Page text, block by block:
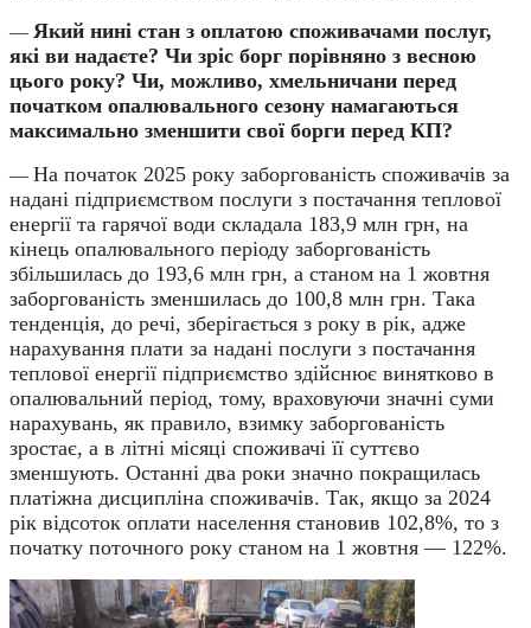
— Який нині стан з оплатою споживачами послуг,
які ви надаєте? Чи зріс борг порівняно з весною
цього року? Чи, можливо, хмельничани перед
початком опалювального сезону намагаються
максимально зменшити свої борги перед КП?
— На початок 2025 року заборгованість споживачів за
надані підприємством послуги з постачання теплової
енергії та гарячої води складала 183,9 млн грн, на
кінець опалювального періоду заборгованість
збільшилась до 193,6 млн грн, а станом на 1 жовтня
заборгованість зменшилась до 100,8 млн грн. Така
тенденція, до речі, зберігається з року в рік, адже
нарахування плати за надані послуги з постачання
теплової енергії підприємство здійснює винятково в
опалювальний період, тому, враховуючи значні суми
нарахувань, як правило, взимку заборгованість
зростає, а в літні місяці споживачі її суттєво
зменшують. Останні два роки значно покращилась
платіжна дисципліна споживачів. Так, якщо за 2024
рік відсоток оплати населення становив 102,8%, то з
початку поточного року станом на 1 жовтня — 122%.